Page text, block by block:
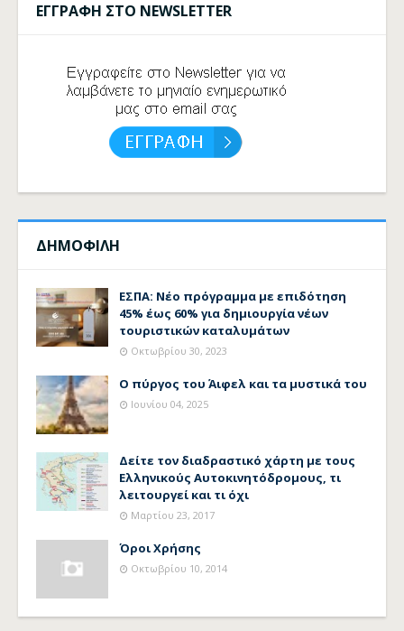
ΕΓΓΡΑΦΗ ΣΤΟ NEWSLETTER
ΔΗΜΟΦΙΛΗ
ΕΣΠΑ: Νέο πρόγραμμα με επιδότηση
45% έως 60% για δημιουργία νέων
τουριστικών καταλυμάτων
Οκτωβρίου 30, 2023
Ο πύργος του Άιφελ και τα μυστικά του
Ιουνίου 04, 2025
Δείτε τον διαδραστικό χάρτη με τους
Ελληνικούς Αυτοκινητόδρομους, τι
λειτουργεί και τι όχι
Μαρτίου 23, 2017
Όροι Χρήσης
Οκτωβρίου 10, 2014